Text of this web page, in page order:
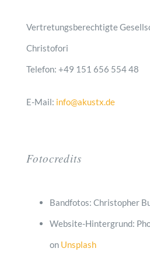
Vertretungsberechtigte
Christofori
Telefon: +49 151 656 554 48
E-Mail: info@akustx.de
Fotocredits
Bandfotos: Christopher
Website-Hintergrund:
on Unsplash